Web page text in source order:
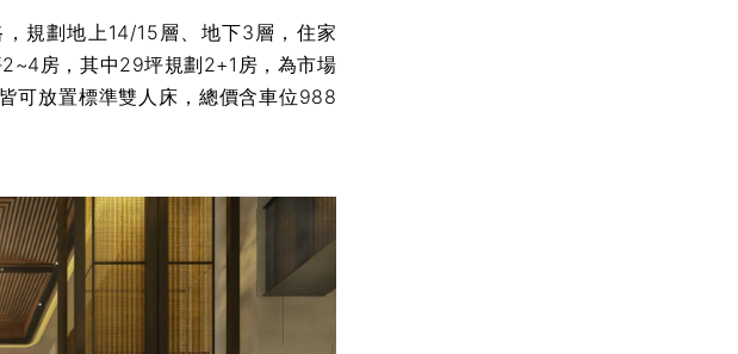
規劃地上14/15層、地下3層，住家
房，其中29坪規劃2+1房，為市場
可放置標準雙人床，總價含車位988